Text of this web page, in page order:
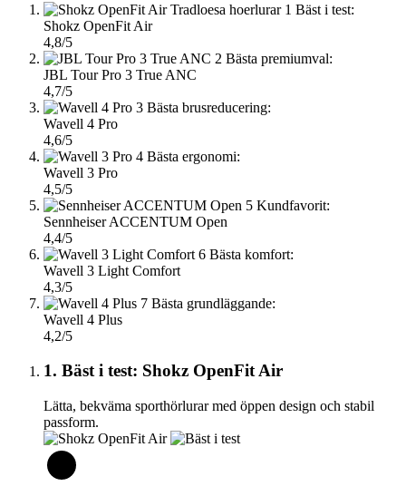
1 Bäst i test:
Shokz OpenFit Air
4,8/5
2 Bästa premiumval:
JBL Tour Pro 3 True ANC
4,7/5
3 Bästa brusreducering:
Wavell 4 Pro
4,6/5
4 Bästa ergonomi:
Wavell 3 Pro
4,5/5
5 Kundfavorit:
Sennheiser ACCENTUM Open
4,4/5
6 Bästa komfort:
Wavell 3 Light Comfort
4,3/5
7 Bästa grundläggande:
Wavell 4 Plus
4,2/5
1. Bäst i test: Shokz OpenFit Air
Lätta, bekväma sporthörlurar med öppen design och stabil
passform.